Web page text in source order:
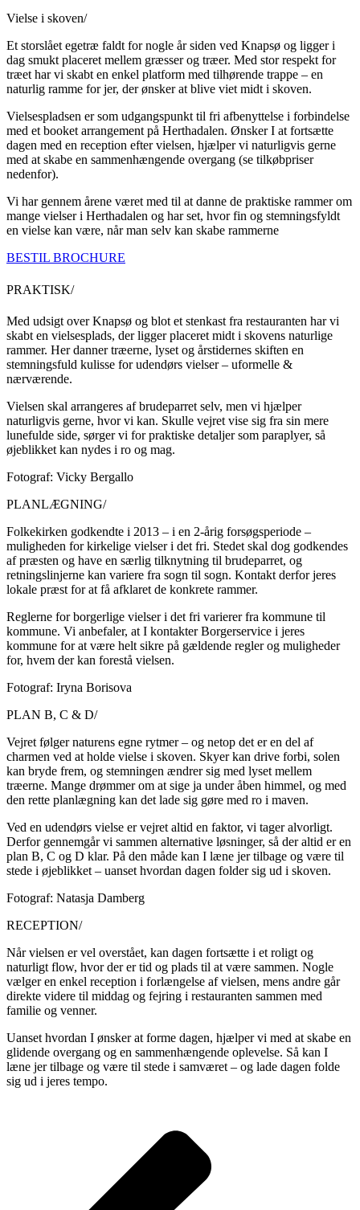
Vielse i skoven/
Et storslået egetræ faldt for nogle år siden ved Knapsø og ligger i
dag smukt placeret mellem græsser og træer. Med stor respekt for
træet har vi skabt en enkel platform med tilhørende trappe – en
naturlig ramme for jer, der ønsker at blive viet midt i skoven.
Vielsespladsen er som udgangspunkt til fri afbenyttelse i forbindelse
med et booket arrangement på Herthadalen. Ønsker I at fortsætte
dagen med en reception efter vielsen, hjælper vi naturligvis gerne
med at skabe en sammenhængende overgang (se tilkøbpriser
nedenfor).
Vi har gennem årene været med til at danne de praktiske rammer om
mange vielser i Herthadalen og har set, hvor fin og stemningsfyldt
en vielse kan være, når man selv kan skabe rammerne
BESTIL BROCHURE
PRAKTISK/
Med udsigt over Knapsø og blot et stenkast fra restauranten har vi
skabt en vielsesplads, der ligger placeret midt i skovens naturlige
rammer. Her danner træerne, lyset og årstidernes skiften en
stemningsfuld kulisse for udendørs vielser – uformelle &
nærværende.
Vielsen skal arrangeres af brudeparret selv, men vi hjælper
naturligvis gerne, hvor vi kan. Skulle vejret vise sig fra sin mere
lunefulde side, sørger vi for praktiske detaljer som paraplyer, så
øjeblikket kan nydes i ro og mag.
Fotograf: Vicky Bergallo
PLANLÆGNING/
Folkekirken godkendte i 2013 – i en 2-årig forsøgsperiode –
muligheden for kirkelige vielser i det fri. Stedet skal dog godkendes
af præsten og have en særlig tilknytning til brudeparret, og
retningslinjerne kan variere fra sogn til sogn. Kontakt derfor jeres
lokale præst for at få afklaret de konkrete rammer.
Reglerne for borgerlige vielser i det fri varierer fra kommune til
kommune. Vi anbefaler, at I kontakter Borgerservice i jeres
kommune for at være helt sikre på gældende regler og muligheder
for, hvem der kan forestå vielsen.
Fotograf: Iryna Borisova
PLAN B, C & D/
Vejret følger naturens egne rytmer – og netop det er en del af
charmen ved at holde vielse i skoven. Skyer kan drive forbi, solen
kan bryde frem, og stemningen ændrer sig med lyset mellem
træerne. Mange drømmer om at sige ja under åben himmel, og med
den rette planlægning kan det lade sig gøre med ro i maven.
Ved en udendørs vielse er vejret altid en faktor, vi tager alvorligt.
Derfor gennemgår vi sammen alternative løsninger, så der altid er en
plan B, C og D klar. På den måde kan I læne jer tilbage og være til
stede i øjeblikket – uanset hvordan dagen folder sig ud i skoven.
Fotograf: Natasja Damberg
RECEPTION/
Når vielsen er vel overstået, kan dagen fortsætte i et roligt og
naturligt flow, hvor der er tid og plads til at være sammen. Nogle
vælger en enkel reception i forlængelse af vielsen, mens andre går
direkte videre til middag og fejring i restauranten sammen med
familie og venner.
Uanset hvordan I ønsker at forme dagen, hjælper vi med at skabe en
glidende overgang og en sammenhængende oplevelse. Så kan I
læne jer tilbage og være til stede i samværet – og lade dagen folde
sig ud i jeres tempo.